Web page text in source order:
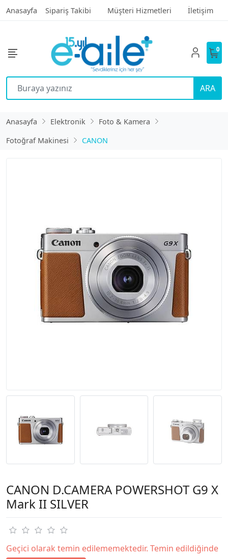
Anasayfa Sipariş Takibi Müşteri Hizmetleri İletişim
ARA
0
Anasayfa Elektronik
Foto & Kamera
Fotoğraf Makinesi
CANON
CANON D.CAMERA POWERSHOT G9 X
Mark II SILVER
Geçici olarak temin edilememektedir. Temin edildiğinde